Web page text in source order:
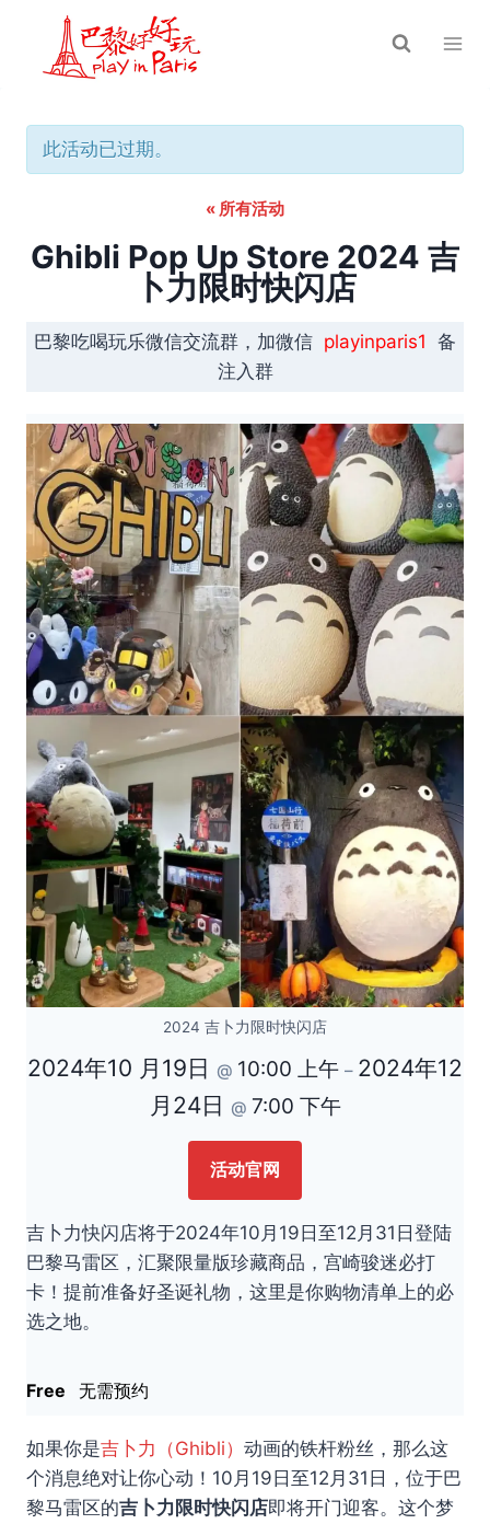
此活动已过期。
« 所有活动
Ghibli Pop Up Store 2024 吉
卜力限时快闪店
巴黎吃喝玩乐微信交流群，加微信 playinparis1 备
注入群
2024 吉卜力限时快闪店
2024年10 月19日 @ 10:00 上午 – 2024年12
月24日 @ 7:00 下午
活动官网
吉卜力快闪店将于2024年10月19日至12月31日登陆
巴黎马雷区，汇聚限量版珍藏商品，宫崎骏迷必打
卡！提前准备好圣诞礼物，这里是你购物清单上的必
选之地。
Free 无需预约
如果你是吉卜力（Ghibli） 动画的铁杆粉丝，那么这
个消息绝对让你心动！10月19日至12月31日，位于巴
黎马雷区的吉卜力限时快闪店即将开门迎客。这个梦